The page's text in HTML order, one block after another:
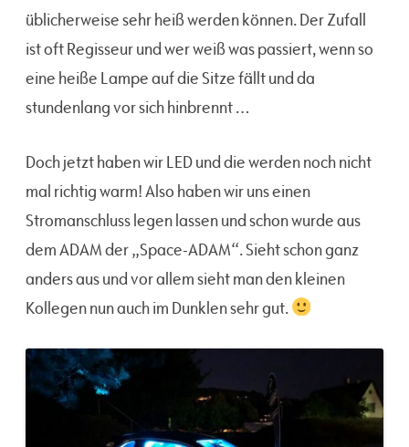
üblicherweise sehr heiß werden können. Der Zufall
ist oft Regisseur und wer weiß was passiert, wenn so
eine heiße Lampe auf die Sitze fällt und da
stundenlang vor sich hinbrennt …
Doch jetzt haben wir LED und die werden noch nicht
mal richtig warm! Also haben wir uns einen
Stromanschluss legen lassen und schon wurde aus
dem ADAM der „Space-ADAM“. Sieht schon ganz
anders aus und vor allem sieht man den kleinen
Kollegen nun auch im Dunklen sehr gut.